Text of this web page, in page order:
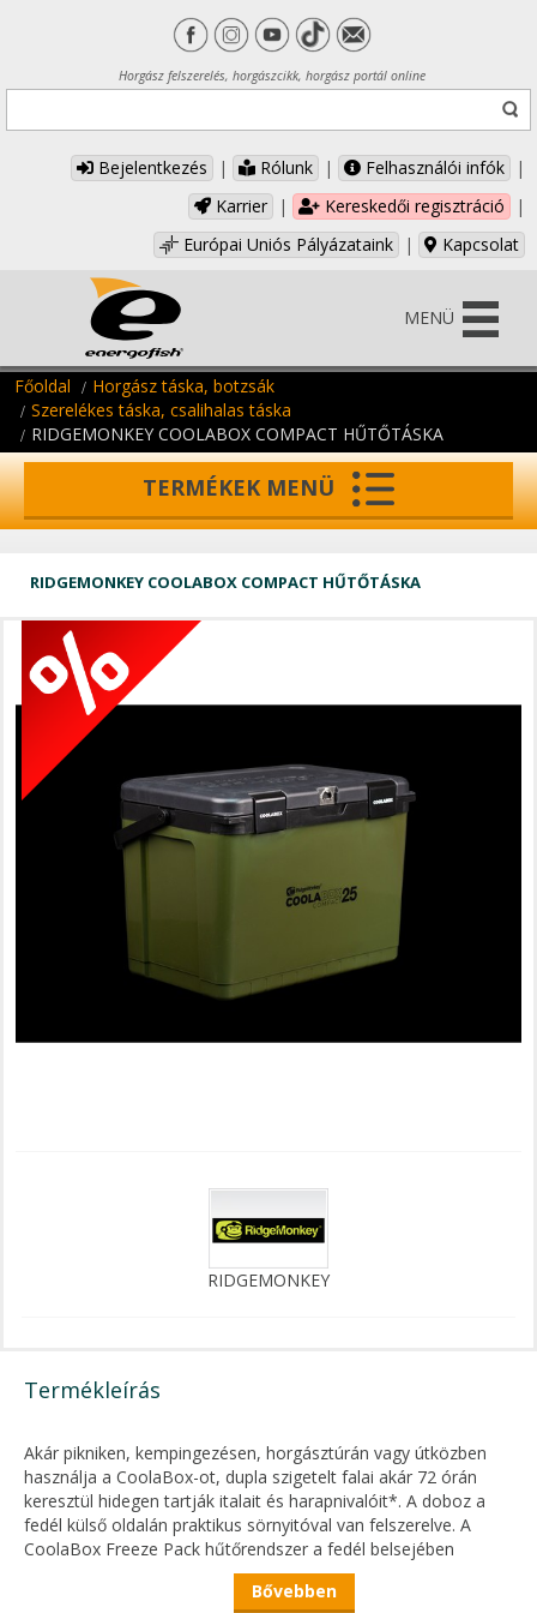
Horgász felszerelés, horgászcikk, horgász portál online
Bejelentkezés | Rólunk | Felhasználói infók
|
Karrier
| Kereskedői regisztráció
|
Európai Uniós Pályázataink
| Kapcsolat
MENÜ
Főoldal
Horgász táska, botzsák
Szerelékes táska, csalihalas táska
RIDGEMONKEY COOLABOX COMPACT HŰTŐTÁSKA
TERMÉKEK MENÜ
RIDGEMONKEY COOLABOX COMPACT HŰTŐTÁSKA
RIDGEMONKEY
Termékleírás
Akár pikniken, kempingezésen, horgásztúrán vagy útközben
használja a CoolaBox-ot, dupla szigetelt falai akár 72 órán
keresztül hidegen tartják italait és harapnivalóit*. A doboz a
fedél külső oldalán praktikus sörnyitóval van felszerelve. A
CoolaBox Freeze Pack hűtőrendszer a fedél belsejében
található, hogy maximalizálja a doboz tárhelyét. A fedél
légmentesen zárható, és nagy fém kapcsokkal rögzíthető. A
Bővebben